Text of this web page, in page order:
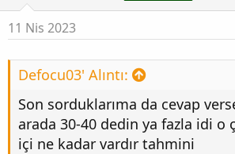
11 Nis 2023
Defocu03' Alıntı:
Son sorduklarıma da cevap
arada 30-40 dedin ya fazla idi o
içi ne kadar vardır tahmini